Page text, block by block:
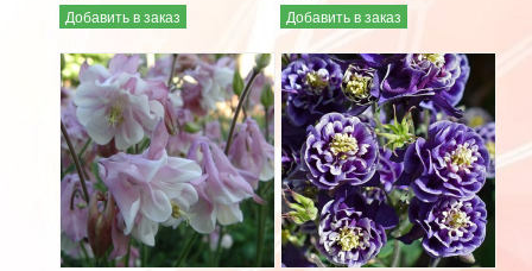
Добавить в заказ Добавить в заказ